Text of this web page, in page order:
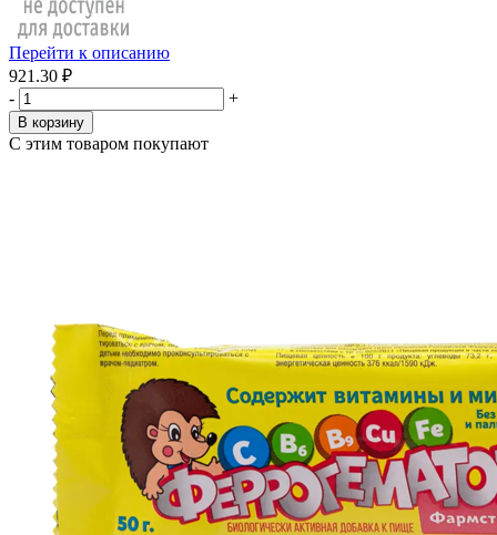
Перейти к описанию
921.30 ₽
-
+
В корзину
С этим товаром покупают